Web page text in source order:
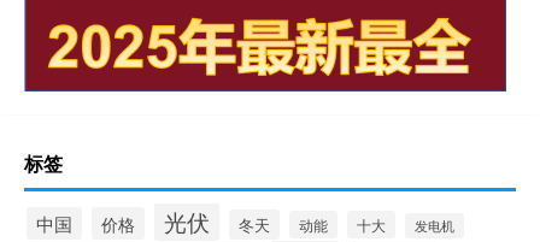
标签
中国 价格 光伏 冬天 动能 十大 发电机